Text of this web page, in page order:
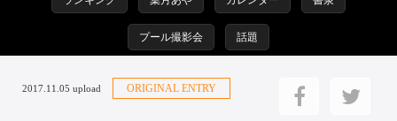
プール撮影会 話題
2017.11.05 upload ORIGINAL ENTRY